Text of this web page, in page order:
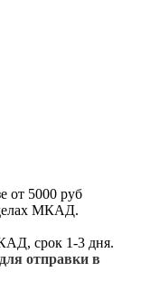
от 5000 руб
МКАД.
срок 1-3 дня.
отправки в